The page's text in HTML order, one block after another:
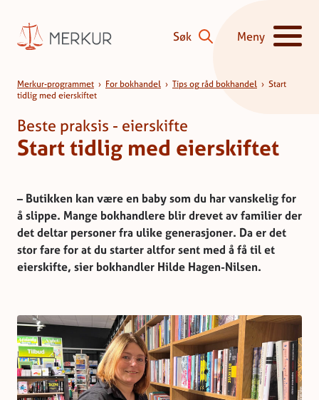
Søk
Meny
Vis/skjul
Start tidlig med eierskiftet
Merkur-programmet › For bokhandel › Tips og råd bokhandel › Start
tidlig med eierskiftet
Beste praksis - eierskifte
Start tidlig med eierskiftet
– Butikken kan være en baby som du har vanskelig for
å slippe. Mange bokhandlere blir drevet av familier der
det deltar personer fra ulike generasjoner. Da er det
stor fare for at du starter altfor sent med å få til et
eierskifte, sier bokhandler Hilde Hagen-Nilsen.